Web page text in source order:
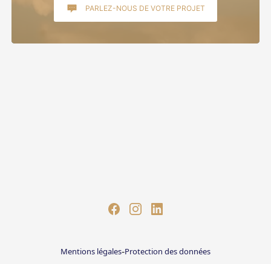
PARLEZ-NOUS DE VOTRE PROJET
Mentions légales-Protection des données